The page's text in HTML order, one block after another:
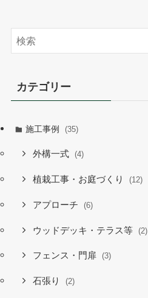
カテゴリー
施工事例 (35)
外構一式 (4)
植栽工事・お庭づくり (12)
アプローチ (6)
ウッドデッキ・テラス等 (2)
フェンス・門扉 (3)
石張り (2)